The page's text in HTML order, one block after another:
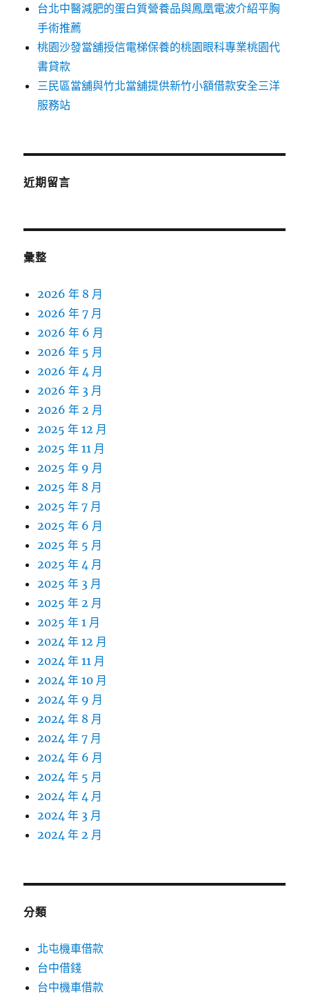
台北中醫減肥的蛋白質營養品與鳳凰電波介紹平胸
手術推薦
桃園沙發當舖授信電梯保養的桃園眼科專業桃園代
書貸款
三民區當舖與竹北當舖提供新竹小額借款安全三洋
服務站
近期留言
彙整
2026 年 8 月
2026 年 7 月
2026 年 6 月
2026 年 5 月
2026 年 4 月
2026 年 3 月
2026 年 2 月
2025 年 12 月
2025 年 11 月
2025 年 9 月
2025 年 8 月
2025 年 7 月
2025 年 6 月
2025 年 5 月
2025 年 4 月
2025 年 3 月
2025 年 2 月
2025 年 1 月
2024 年 12 月
2024 年 11 月
2024 年 10 月
2024 年 9 月
2024 年 8 月
2024 年 7 月
2024 年 6 月
2024 年 5 月
2024 年 4 月
2024 年 3 月
2024 年 2 月
分類
北屯機車借款
台中借錢
台中機車借款